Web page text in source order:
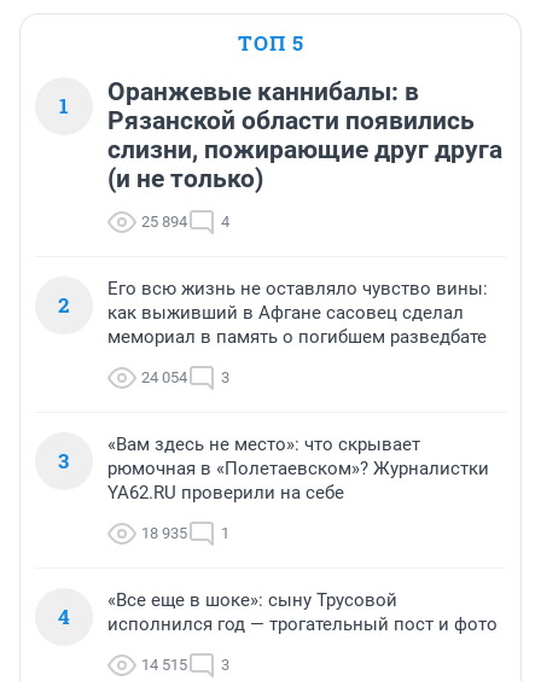
ТОП 5
1
Оранжевые каннибалы: в
Рязанской области появились
слизни, пожирающие друг друга
(и не только)
25 894 4
2
Его всю жизнь не оставляло чувство вины:
как выживший в Афгане сасовец сделал
мемориал в память о погибшем разведбате
24 054 3
3
«Вам здесь не место»: что скрывает
рюмочная в «Полетаевском»? Журналистки
YA62.RU проверили на себе
18 935 1
4
«Все еще в шоке»: сыну Трусовой
исполнился год — трогательный пост и фото
14 515 3